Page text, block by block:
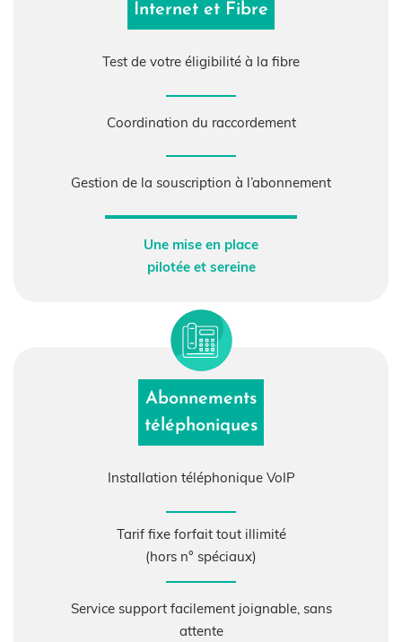
Internet et Fibre
Test de votre éligibilité à la fibre
Coordination du raccordement
Gestion de la souscription à l’abonnement
Une mise en place
pilotée et sereine
Abonnements
téléphoniques
Installation téléphonique VoIP
Tarif fixe forfait tout illimité
(hors n° spéciaux)
Service support facilement joignable, sans
attente